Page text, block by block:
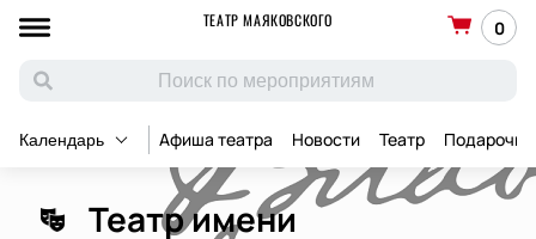
ТЕАТР МАЯКОВСКОГО 0
Календарь Афиша театра Новости Театр
Театр имени